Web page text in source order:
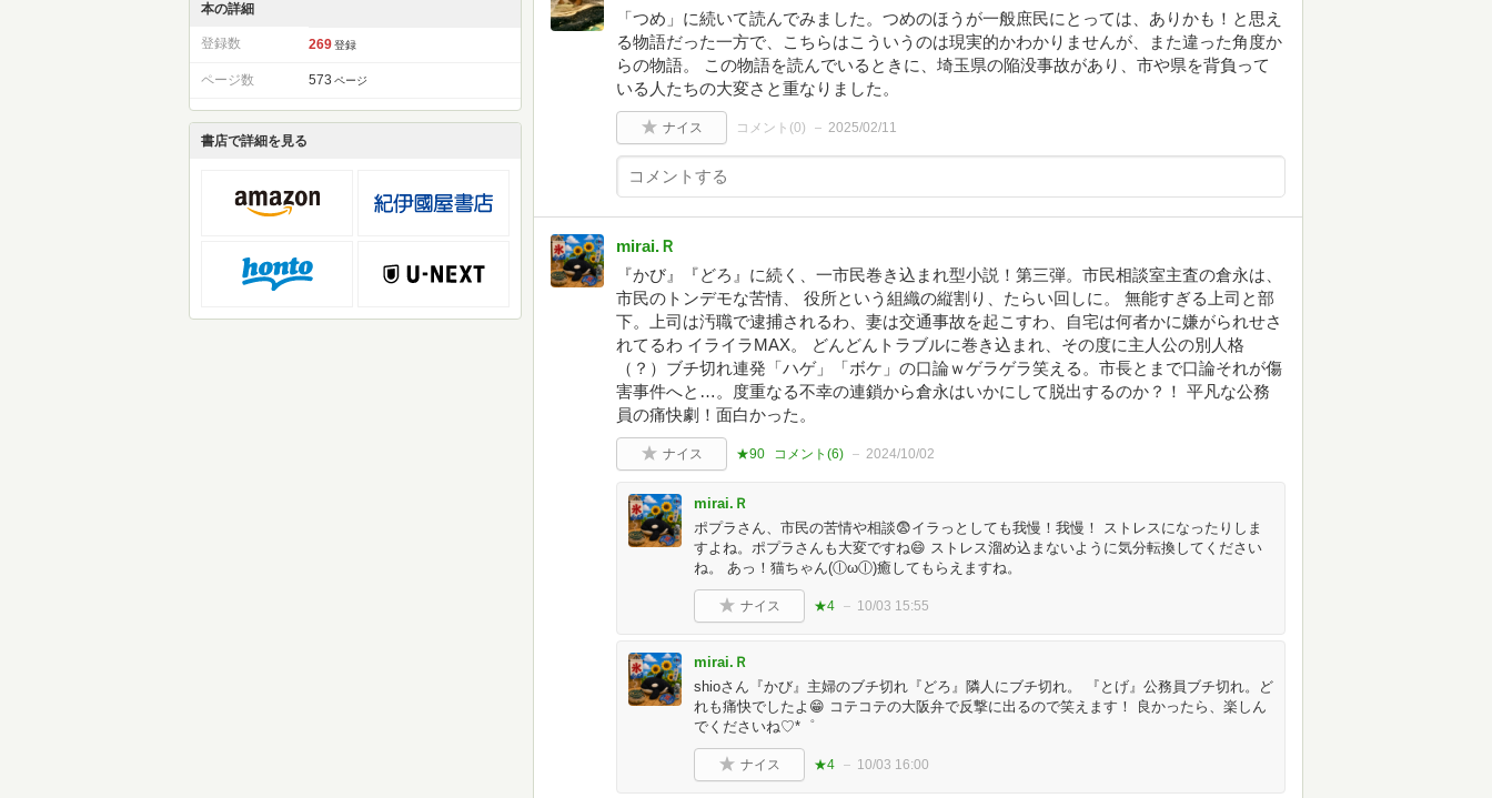
本の詳細
登録数 269 登録
ページ数 573 ページ
書店で詳細を見る
「つめ」に続いて読んでみました。つめのほうが一般庶民にとっては、ありかも！と思え
る物語だった一方で、こちらはこういうのは現実的かわかりませんが、また違った角度か
らの物語。 この物語を読んでいるときに、埼玉県の陥没事故があり、市や県を背負って
いる人たちの大変さと重なりました。
ナイス コメント(0) 2025/02/11
mirai.Ｒ
『かび』『どろ』に続く、一市民巻き込まれ型小説！第三弾。市民相談室主査の倉永は、
市民のトンデモな苦情、 役所という組織の縦割り、たらい回しに。 無能すぎる上司と部
下。上司は汚職で逮捕されるわ、妻は交通事故を起こすわ、自宅は何者かに嫌がられせさ
れてるわ イライラMAX。 どんどんトラブルに巻き込まれ、その度に主人公の別人格
（？）ブチ切れ連発「ハゲ」「ボケ」の口論ｗゲラゲラ笑える。市長とまで口論それが傷
害事件へと…。度重なる不幸の連鎖から倉永はいかにして脱出するのか？！ 平凡な公務
員の痛快劇！面白かった。
ナイス ★90 コメント(6) 2024/10/02
mirai.Ｒ
ポプラさん、市民の苦情や相談😨イラっとしても我慢！我慢！ ストレスになったりしま
すよね。ポプラさんも大変ですね😄 ストレス溜め込まないように気分転換してください
ね。 あっ！猫ちゃん(ⓛωⓛ)癒してもらえますね。
ナイス ★4 10/03 15:55
mirai.Ｒ
shioさん『かび』主婦のブチ切れ『どろ』隣人にブチ切れ。 『とげ』公務員ブチ切れ。ど
れも痛快でしたよ😁 コテコテの大阪弁で反撃に出るので笑えます！ 良かったら、楽しん
でくださいね♡*゜
ナイス ★4 10/03 16:00